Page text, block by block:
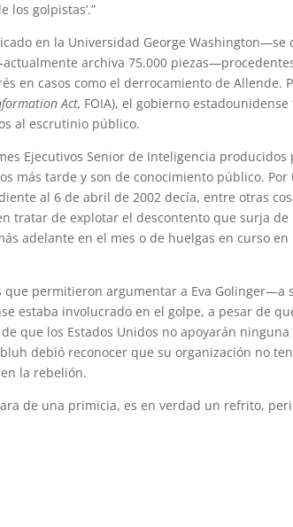
los golpistas’.”
en la Universidad George Washington—se
archiva 75.000
en casos como el derrocamiento de Allende.
Act, FOIA), el gobierno
al escrutinio público.
Ejecutivos Senior de Inteligencia producidos
más tarde y son de conocimiento público. Por
al 6 de abril de 2002 decía, entre otras
tratar de explotar el descontento que surja de
adelante en el mes o de huelgas en curso en
permitieron argumentar a Eva Golinger—a
estaba involucrado en el golpe, a pesar de
que los Estados Unidos no apoyarán ninguna
debió reconocer que su organización no
la rebelión.
de una primicia, es en verdad un refrito,